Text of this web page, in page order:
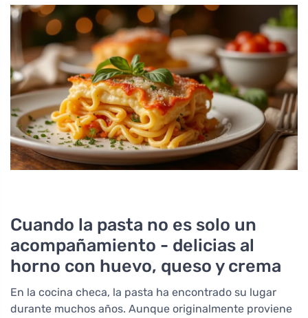
Cuando la pasta no es solo un
acompañamiento - delicias al
horno con huevo, queso y crema
En la cocina checa, la pasta ha encontrado su lugar
durante muchos años. Aunque originalmente proviene